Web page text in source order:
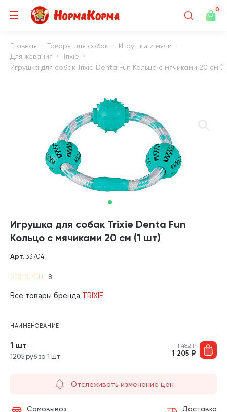
0
Главная Товары для собак
Игрушки и мячи
Для жевания
Trixie
Игрушка для собак Trixie Denta Fun Кольцо с мячиками 20 см
Игрушка для собак Trixie Denta Fun
Кольцо с мячиками 20 см (1 шт)
8
Арт. 33704
Все товары бренда TRIXIE
НАИМЕНОВАНИЕ
1 шт
1205 руб за 1 шт
1 482₽
1 205 ₽
Отслеживать изменение цен
Самовывоз Доставка